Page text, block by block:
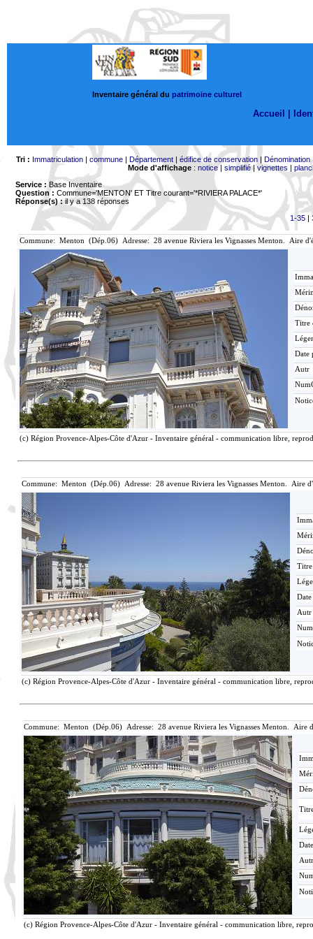
Inventaire général du patrimoine culturel
Accueil |
Tri : Immatriculation| commune| Département| édifice de conservation| Dénomination
Mode d'affichage: notice| simplifié|vignettes |
Service : Base Inventaire
Question : Commune='MENTON' ET Titre courant='*RIVIERA PALACE*'
Réponse(s) :il y a 138 réponses
1-35|
Commune: Menton (Dép.06) Adresse: 28 avenue Riviera les Vignasses Menton. Aire
Titre
Date
Autr
(c) Région Provence-Alpes-Côte d'Azur - Inventaire général - communication libre,
Commune: Menton (Dép.06) Adresse: 28 avenue Riviera les Vignasses Menton. Aire
Autr
(c) Région Provence-Alpes-Côte d'Azur - Inventaire général - communication libre,
Commune: Menton (Dép.06) Adresse: 28 avenue Riviera les Vignasses Menton. Aire
Autr
(c) Région Provence-Alpes-Côte d'Azur - Inventaire général - communication libre,